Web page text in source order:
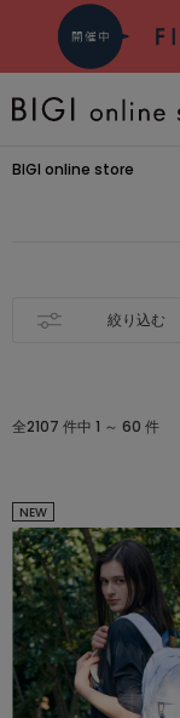
BRAND
新着商品
PRE ORDER
SALE
COORDINATE
BIGI online store
絞り込む
全2107 件中 1 ～ 60 件
NEW